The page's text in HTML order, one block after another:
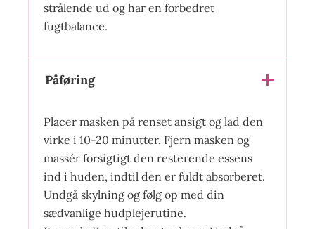
strålende ud og har en forbedret
fugtbalance.
Påføring
Placer masken på renset ansigt og lad den
virke i 10-20 minutter. Fjern masken og
massér forsigtigt den resterende essens
ind i huden, indtil den er fuldt absorberet.
Undgå skylning og følg op med din
sædvanlige hudplejerutine.